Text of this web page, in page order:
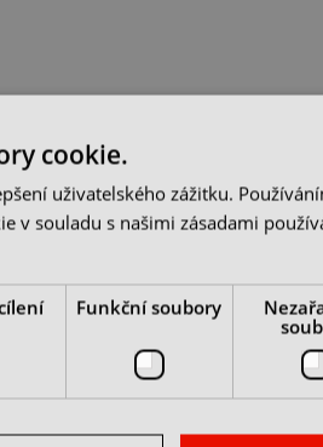
cookie.
uživatelského zážitku.
v souladu s našimi zásadami
Funkční soubory